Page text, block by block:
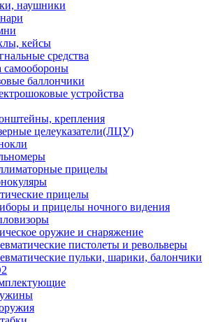
наушники
кейсы
средства
самообороны
баллончики
устройства
крепления
целеуказатели(ЛЦУ)
прицелы
прицелы
и прицелы ночного видения
оружие и снаряжение
пистолеты и револьверы
пульки, шарики, балончики